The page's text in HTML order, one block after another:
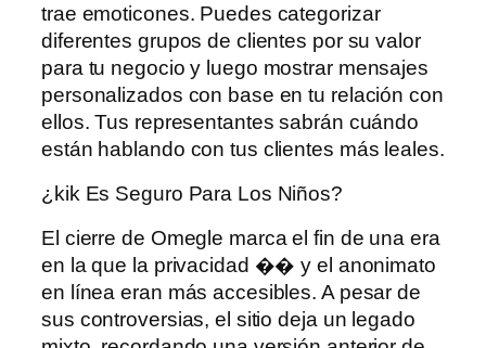
trae emoticones. Puedes categorizar
diferentes grupos de clientes por su valor
para tu negocio y luego mostrar mensajes
personalizados con base ​​en tu relación con
ellos. Tus representantes sabrán cuándo
están hablando con tus clientes más leales.
¿kik Es Seguro Para Los Niños?
El cierre de Omegle marca el fin de una era
en la que la privacidad �� y el anonimato
en línea eran más accesibles. A pesar de
sus controversias, el sitio deja un legado